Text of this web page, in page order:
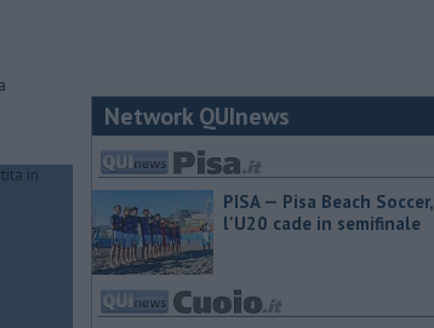
Network QUInews
PISA — Pisa Beach Soccer,
l'U20 cade in semifinale